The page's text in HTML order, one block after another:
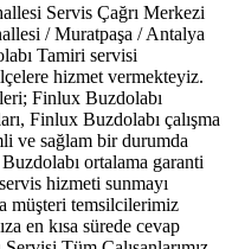
Servis Çağrı Merkezi
/ Muratpaşa / Antalya
Tamiri servisi
hizmet vermekteyiz.
Finlux Buzdolabı
Finlux Buzdolabı çalışma
ve sağlam bir durumda
ortalama garanti
hizmeti sunmayı
müşteri temsilcilerimiz
en kısa sürede cevap